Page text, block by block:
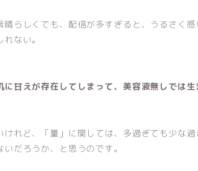
晴らしくても、配信が多すぎると、うるさく
ない。
甘えが存在してしまって、美容液無しでは
れど、「量」に関しては、多過ぎても少な
だろうか、と思うのです。